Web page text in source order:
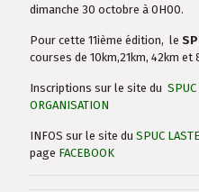
dimanche 30 octobre à 0H00.
Pour cette 11ième édition, le
courses de 10km,21km, 42km et
Inscriptions sur le site du SPUC
ORGANISATION
INFOS sur le site du SPUC
page FACEBOOK